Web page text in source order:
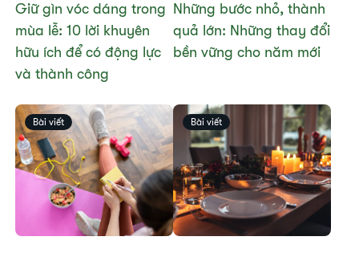
Giữ gìn vóc dáng trong
mùa lễ: 10 lời khuyên
hữu ích để có động lực
và thành công
Những bước nhỏ, thành
quả lớn: Những thay đổi
bền vững cho năm mới
Bài viết Bài viết